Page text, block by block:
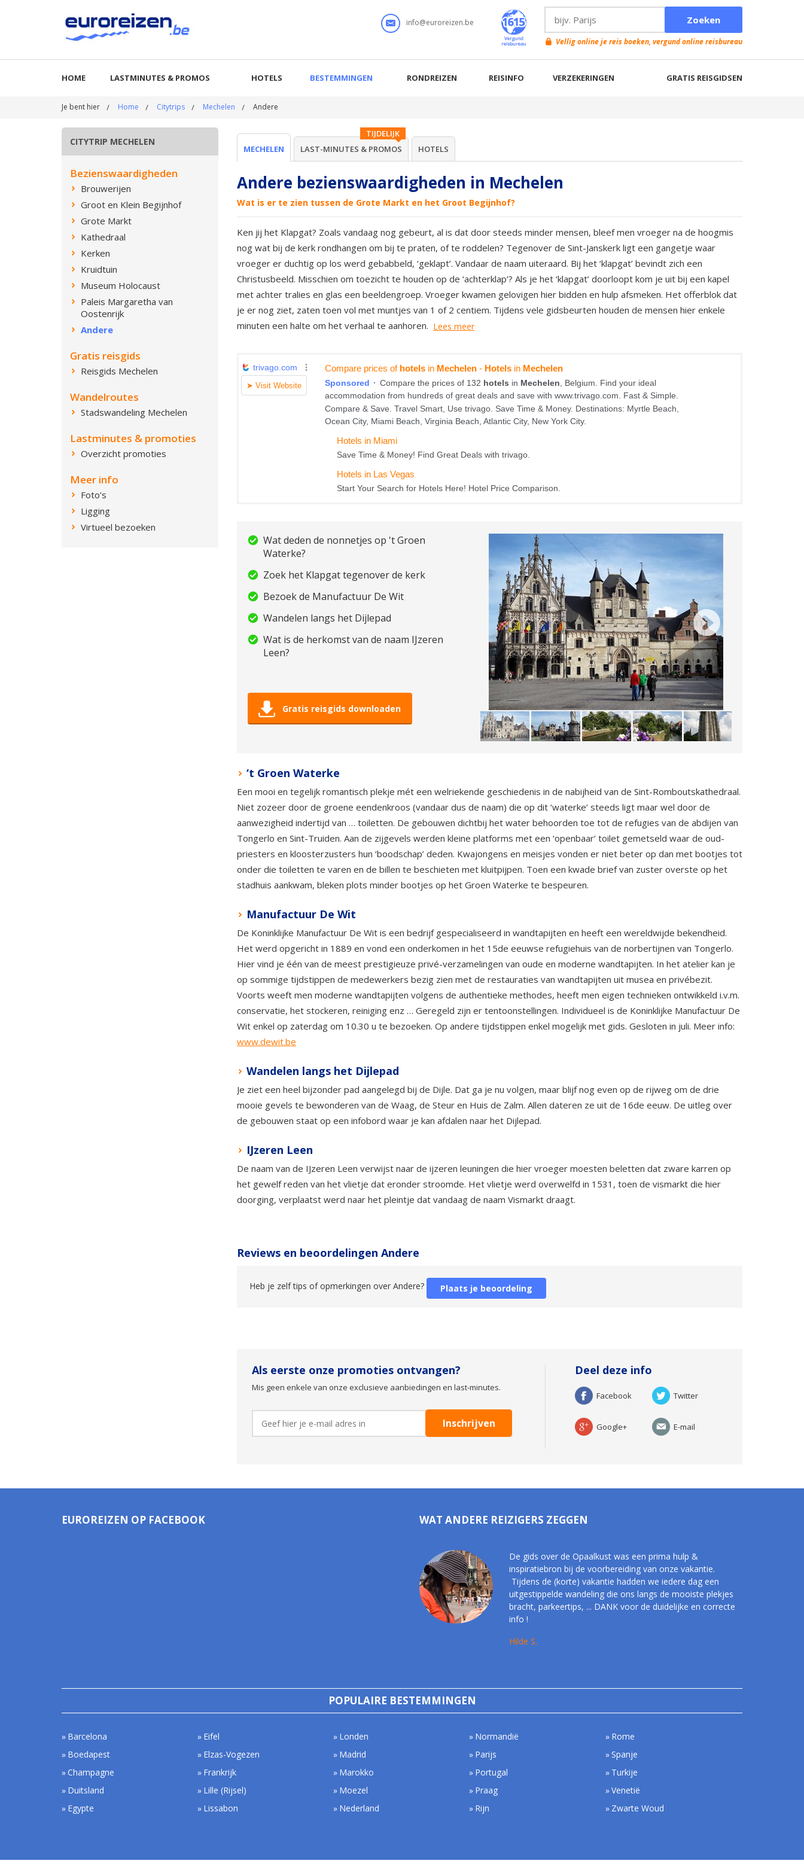
info@euroreizen.be
Vellig online je reis boeken, vergund online reisbureau
HOME LASTMINUTES & PROMOS HOTELS BESTEMMINGEN RONDREIZEN REISINFO VERZEKERINGEN GRATIS REISGIDSEN
Je bent hier Home Citytrips Mechelen Andere
CITYTRIP MECHELEN
Bezienswaardigheden
Brouwerijen
Groot en Klein Begijnhof
Grote Markt
Kathedraal
Kerken
Kruidtuin
Museum Holocaust
Paleis Margaretha van
Oostenrijk
Andere
Gratis reisgids
Reisgids Mechelen
Wandelroutes
Stadswandeling Mechelen
Lastminutes & promoties
Overzicht promoties
Meer info
Foto's
Ligging
Virtueel bezoeken
MECHELEN
TIJDELIJK
LAST-MINUTES & PROMOS
HOTELS
Andere bezienswaardigheden in Mechelen
Wat is er te zien tussen de Grote Markt en het Groot Begijnhof?
Ken jij het Klapgat? Zoals vandaag nog gebeurt, al is dat door steeds minder mensen, bleef men vroeger na de hoogmis
nog wat bij de kerk rondhangen om bij te praten, of te roddelen? Tegenover de Sint-Janskerk ligt een gangetje waar
vroeger er duchtig op los werd gebabbeld, ‘geklapt’. Vandaar de naam uiteraard. Bij het ‘klapgat’ bevindt zich een
Christusbeeld. Misschien om toezicht te houden op de ‘achterklap’? Als je het ‘klapgat’ doorloopt kom je uit bij een kapel
met achter tralies en glas een beeldengroep. Vroeger kwamen gelovigen hier bidden en hulp afsmeken. Het offerblok dat
je er nog ziet, zaten toen vol met muntjes van 1 of 2 centiem. Tijdens vele gidsbeurten houden de mensen hier enkele
minuten een halte om het verhaal te aanhoren. Lees meer
Wat deden de nonnetjes op 't Groen
Waterke?
Zoek het Klapgat tegenover de kerk
Bezoek de Manufactuur De Wit
Wandelen langs het Dijlepad
Wat is de herkomst van de naam IJzeren
Leen?
Gratis reisgids downloaden
‘t Groen Waterke
Een mooi en tegelijk romantisch plekje mét een welriekende geschiedenis in de nabijheid van de Sint-Romboutskathedraal.
Niet zozeer door de groene eendenkroos (vandaar dus de naam) die op dit ‘waterke’ steeds ligt maar wel door de
aanwezigheid indertijd van … toiletten. De gebouwen dichtbij het water behoorden toe tot de refugies van de abdijen van
Tongerlo en Sint-Truiden. Aan de zijgevels werden kleine platforms met een ‘openbaar’ toilet gemetseld waar de oud-
priesters en kloosterzusters hun ‘boodschap’ deden. Kwajongens en meisjes vonden er niet beter op dan met bootjes tot
onder die toiletten te varen en de billen te beschieten met kluitpijpen. Toen een kwade brief van zuster overste op het
stadhuis aankwam, bleken plots minder bootjes op het Groen Waterke te bespeuren.
Manufactuur De Wit
De Koninklijke Manufactuur De Wit is een bedrijf gespecialiseerd in wandtapijten en heeft een wereldwijde bekendheid.
Het werd opgericht in 1889 en vond een onderkomen in het 15de eeuwse refugiehuis van de norbertijnen van Tongerlo.
Hier vind je één van de meest prestigieuze privé-verzamelingen van oude en moderne wandtapijten. In het atelier kan je
op sommige tijdstippen de medewerkers bezig zien met de restauraties van wandtapijten uit musea en privébezit.
Voorts weeft men moderne wandtapijten volgens de authentieke methodes, heeft men eigen technieken ontwikkeld i.v.m.
conservatie, het stockeren, reiniging enz … Geregeld zijn er tentoonstellingen. Individueel is de Koninklijke Manufactuur De
Wit enkel op zaterdag om 10.30 u te bezoeken. Op andere tijdstippen enkel mogelijk met gids. Gesloten in juli. Meer info:
www.dewit.be
Wandelen langs het Dijlepad
Je ziet een heel bijzonder pad aangelegd bij de Dijle. Dat ga je nu volgen, maar blijf nog even op de rijweg om de drie
mooie gevels te bewonderen van de Waag, de Steur en Huis de Zalm. Allen dateren ze uit de 16de eeuw. De uitleg over
de gebouwen staat op een infobord waar je kan afdalen naar het Dijlepad.
IJzeren Leen
De naam van de IJzeren Leen verwijst naar de ijzeren leuningen die hier vroeger moesten beletten dat zware karren op
het gewelf reden van het vlietje dat eronder stroomde. Het vlietje werd overwelfd in 1531, toen de vismarkt die hier
doorging, verplaatst werd naar het pleintje dat vandaag de naam Vismarkt draagt.
Reviews en beoordelingen Andere
Heb je zelf tips of opmerkingen over Andere? Plaats je beoordeling
Als eerste onze promoties ontvangen?
Mis geen enkele van onze exclusieve aanbiedingen en last-minutes.
Deel deze info
Facebook Twitter
Google+ E-mail
EUROREIZEN OP FACEBOOK WAT ANDERE REIZIGERS ZEGGEN
De gids over de Opaalkust was een prima hulp &
inspiratiebron bij de voorbereiding van onze vakantie.
Tijdens de (korte) vakantie hadden we iedere dag een
uitgestippelde wandeling die ons langs de mooiste plekjes
bracht, parkeertips, ... DANK voor de duidelijke en correcte
info !
Hilde S.
POPULAIRE BESTEMMINGEN
Barcelona
Boedapest
Champagne
Duitsland
Egypte
Eifel
Elzas-Vogezen
Frankrijk
Lille (Rijsel)
Lissabon
Londen
Madrid
Marokko
Moezel
Nederland
Normandië
Parijs
Portugal
Praag
Rijn
Rome
Spanje
Turkije
Venetië
Zwarte Woud